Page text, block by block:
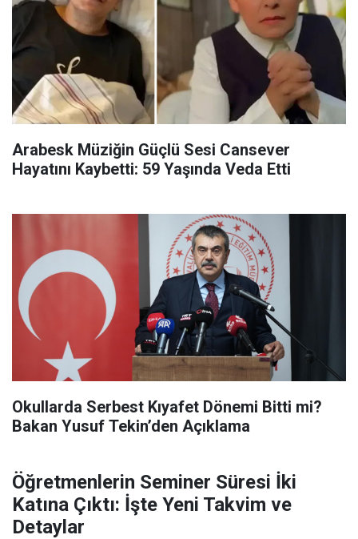
Arabesk Müziğin Güçlü Sesi Cansever
Hayatını Kaybetti: 59 Yaşında Veda Etti
Okullarda Serbest Kıyafet Dönemi Bitti mi?
Bakan Yusuf Tekin’den Açıklama
Öğretmenlerin Seminer Süresi İki
Katına Çıktı: İşte Yeni Takvim ve
Detaylar